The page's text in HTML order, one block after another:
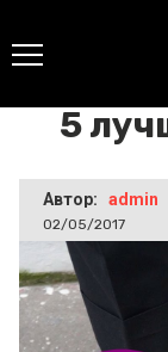
5
Автор: admin
02/05/2017